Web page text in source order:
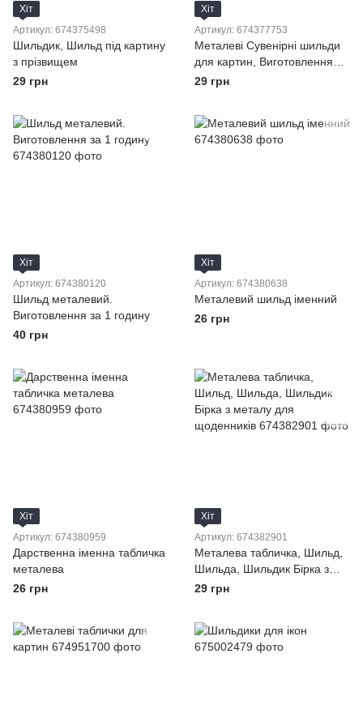
Хіт
Артикул: 674375498
Шильдик, Шильд під картину
з прізвищем
29 грн
Хіт
Артикул: 674377753
Металеві Сувенірні шильди
для картин, Виготовлення
металевих шильдиків для
29 грн
Хіт
Артикул: 674380120
Шильд металевий.
Виготовлення за 1 годину
40 грн
Хіт
Артикул: 674380638
Металевий шильд іменний
26 грн
Хіт
Артикул: 674380959
Дарственна іменна табличка
металева
26 грн
Хіт
Артикул: 674382901
Металева табличка, Шильд,
Шильда, Шильдик Бірка з
металу для щоденників
29 грн